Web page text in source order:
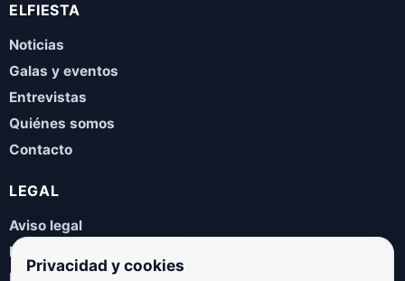
ELFIESTA
Noticias
Galas y eventos
Entrevistas
Quiénes somos
Contacto
LEGAL
Aviso legal
Política de privacidad
Privacidad y cookies